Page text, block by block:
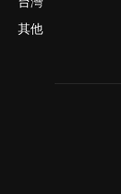
其他